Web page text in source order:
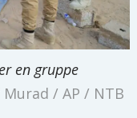
en gruppe
Murad / AP / NTB